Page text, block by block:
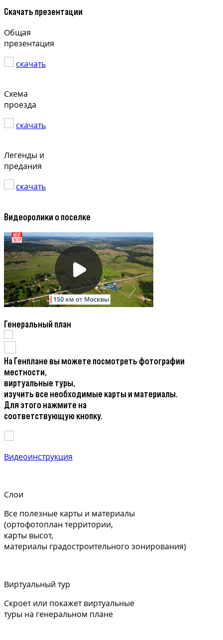
Скачать презентации
Общая
презентация
скачать
Схема
проезда
скачать
Легенды и
предания
скачать
Видеоролики о поселке
Генеральный план
На Генплане вы можете посмотреть фотографии
местности,
виртуальные туры,
изучить все необходимые карты и материалы.
Для этого нажмите на
соответствующую кнопку.
Видеоинструкция
Слои
Все полезные карты и материалы
(ортофотоплан территории,
карты высот,
материалы градостроительного зонирования)
Виртуальный тур
Скроет или покажет виртуальные
туры на генеральном плане